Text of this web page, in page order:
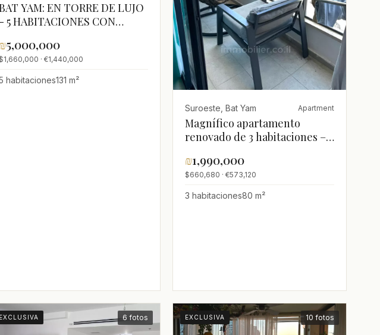
YAM: EN TORRE DE LUJO
- 5 HABITACIONES CON
TERRAZA
₪5,000,000
$1,660,000 · €1,440,000
habitaciones131 m²
Suroeste, Bat Yam Apartment
Magnífico apartamento
renovado de 3 habitaciones –
₪1,990,000
$660,680 · €573,120
3 habitaciones80 m²
EXCLUSIVA 6 fotos EXCLUSIVA 10 fotos